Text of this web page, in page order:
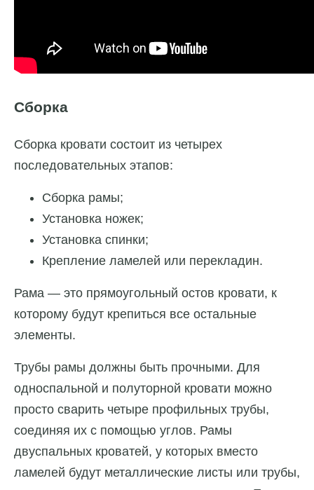
Сборка
Сборка кровати состоит из четырех
последовательных этапов:
Сборка рамы;
Установка ножек;
Установка спинки;
Крепление ламелей или перекладин.
Рама — это прямоугольный остов кровати, к
которому будут крепиться все остальные
элементы.
Трубы рамы должны быть прочными. Для
односпальной и полуторной кровати можно
просто сварить четыре профильных трубы,
соединяя их с помощью углов. Рамы
двуспальных кроватей, у которых вместо
ламелей будут металлические листы или трубы,